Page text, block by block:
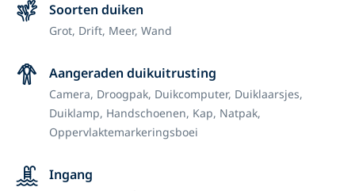
Soorten duiken
Grot, Drift, Meer,Wand
Aangeraden duikuitrusting
Camera, Droogpak, Duikcomputer, Duiklaarsjes,
Duiklamp, Handschoenen, Kap, Natpak,
Oppervlaktemarkeringsboei
Ingang